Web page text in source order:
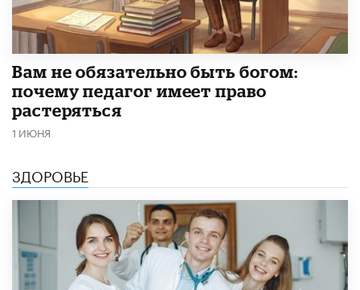
​Вам не обязательно быть богом:
почему педагог имеет право
растеряться
1 ИЮНЯ
ЗДОРОВЬЕ